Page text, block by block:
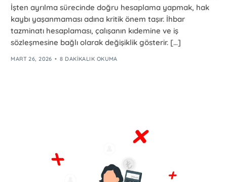
İşten ayrılma sürecinde doğru hesaplama yapmak, hak
kaybı yaşanmaması adına kritik önem taşır. İhbar
tazminatı hesaplaması, çalışanın kıdemine ve iş
sözleşmesine bağlı olarak değişiklik gösterir. […]
MART 26, 2026 8 DAKIKALIK OKUMA